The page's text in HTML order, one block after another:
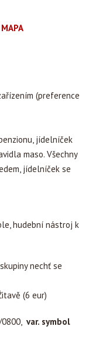
MAPA
(preference
jídelníček
maso. Všechny
jídelníček se
hudební nástroj k
nechť se
(6 eur)
var. symbol